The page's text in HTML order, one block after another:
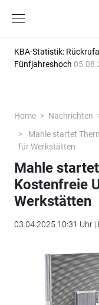
KBA-Statistik:
Fünfjahreshoch
Home Nachrichten
Mahle startet
für Werkstätten
Mahle
Kostenfreie
Werkstätten
03.04.2025 10:31 Uhr |